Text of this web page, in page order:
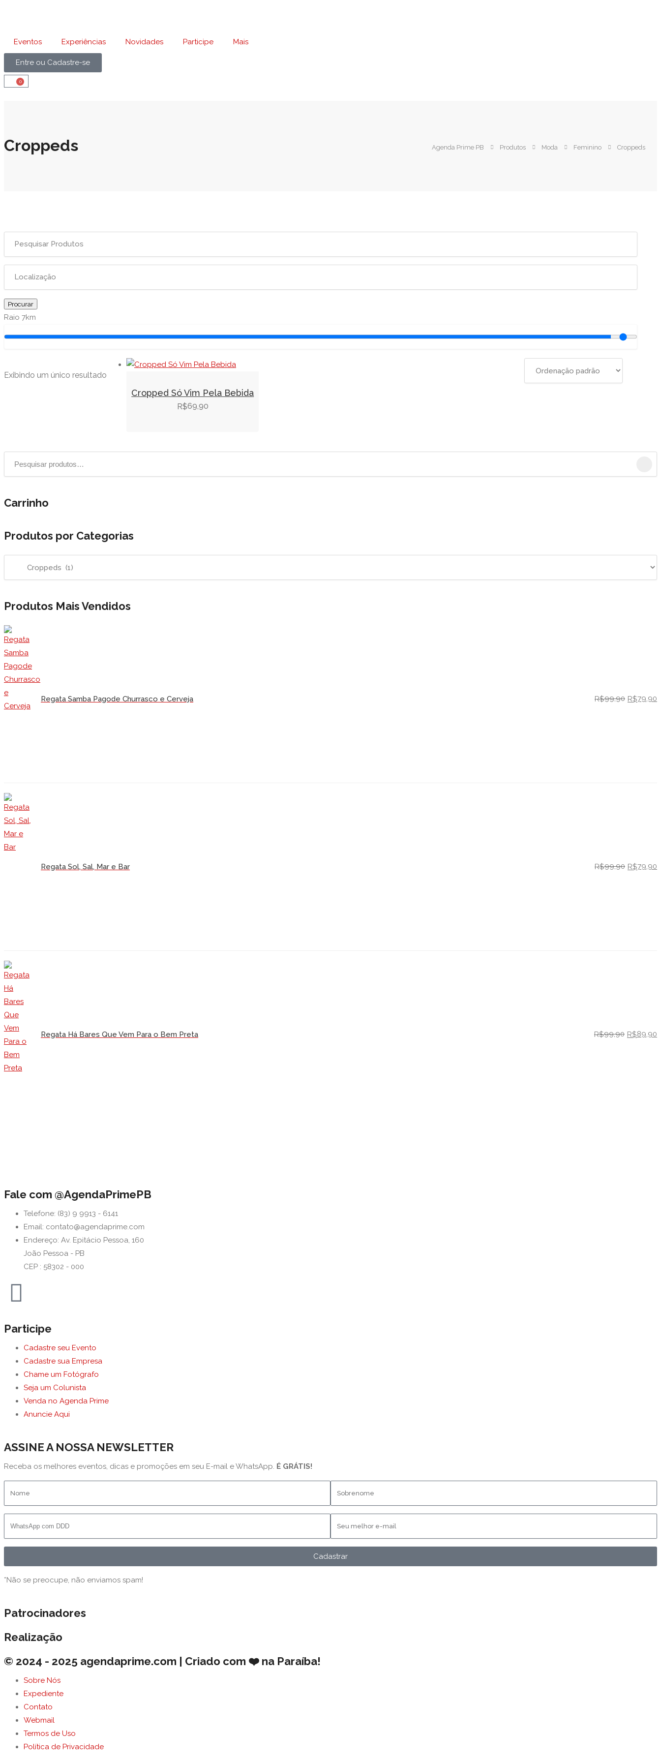
Eventos Experiências Novidades Participe Mais
Entre ou Cadastre-se
0
Croppeds Agenda Prime PB Produtos Moda Feminino Croppeds
Procurar
Raio 7km
Exibindo um único resultado
Cropped Só Vim Pela Bebida
R$69,90
Carrinho
Produtos por Categorias
Produtos Mais Vendidos
Regata Samba Pagode Churrasco e Cerveja R$99,90 R$79,90
Regata Sol, Sal, Mar e Bar R$99,90 R$79,90
Regata Há Bares Que Vem Para o Bem Preta R$99,90 R$89,90
Fale com @AgendaPrimePB
Telefone: (83) 9 9913 - 6141
Email: contato@agendaprime.com
Endereço: Av. Epitácio Pessoa, 160
João Pessoa - PB
CEP : 58302 - 000
Participe
Cadastre seu Evento
Cadastre sua Empresa
Chame um Fotógrafo
Seja um Colunista
Venda no Agenda Prime
Anuncie Aqui
ASSINE A NOSSA NEWSLETTER
Receba os melhores eventos, dicas e promoções em seu E-mail e WhatsApp. É GRÁTIS!
Cadastrar
*Não se preocupe, não enviamos spam!
Patrocinadores
Realização
© 2024 - 2025 agendaprime.com | Criado com ❤️ na Paraíba!
Sobre Nós
Expediente
Contato
Webmail
Termos de Uso
Política de Privacidade